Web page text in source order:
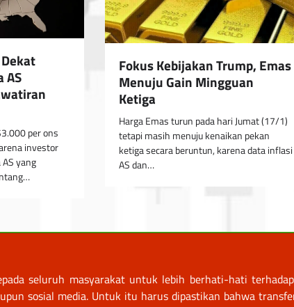
AS
per ons
investor
yang
Fokus Kebijakan Trump, Emas
Menuju Gain Mingguan
Ketiga
Harga Emas turun pada hari Jumat (17/1)
tetapi masih menuju kenaikan pekan
ketiga secara beruntun, karena data inflasi
AS dan…
seluruh masyarakat untuk lebih berhati-hati
sosial media. Untuk itu harus dipastikan bahwa